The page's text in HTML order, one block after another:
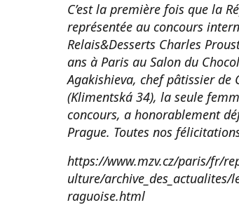
C’est la première fois que la
représentée au concours
Relais&Desserts Charles
ans à Paris au Salon du
Agakishieva, chef pâtissier de
(Klimentská 34), la seule
concours, a honorablement
Prague. Toutes nos
https://www.mzv.cz/paris/fr/
ulture/archive_des_actualites/
raguoise.html